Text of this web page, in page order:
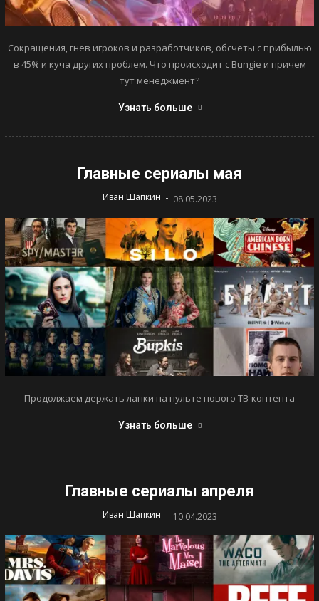
Сокращения, гнев игроков и разработчиков, обсчеты с прибылью
в 45% и куча других проблем. Что происходит с Bungie и причем
тут менеджмент?
Узнать больше
Главные сериалы мая
Иван Шапкин - 08.05.2023
Продолжаем держать лапки на пульте нового ТВ-контента
Узнать больше
Главные сериалы апреля
Иван Шапкин - 10.04.2023